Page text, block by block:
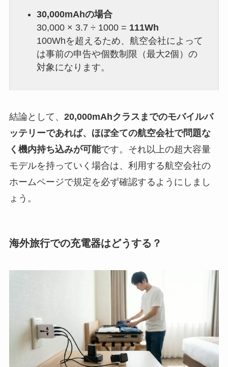
30,000mAhの場合
30,000 × 3.7 ÷ 1000 = 111Wh
100Whを超えるため、航空会社によって
は事前の申告や個数制限（最大2個）の
対象になります。
結論として、 20,000mAhクラスまでのモバイルバ
ッテリーであれば、ほぼ全ての航空会社で問題な
く機内持ち込みが可能です。それ以上の超大容量
モデルを持っていく場合は、利用する航空会社の
ホームページで規定を必ず確認するようにしまし
ょう。
海外旅行での充電器はどうする？